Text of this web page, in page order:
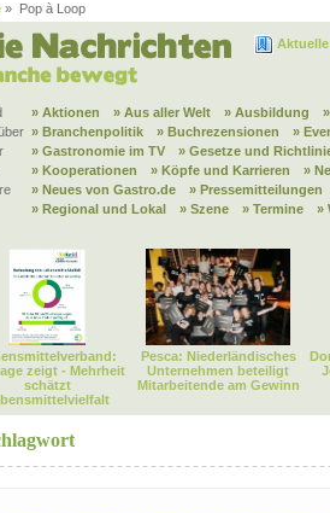
» Pop à Loop
» Aktionen » Aus aller Welt » Ausbildung
» Branchenpolitik
» Buchrezensionen
»
» Gastronomie im TV
» Gesetze und
» Kooperationen
» Köpfe und Karrieren
»
» Neues von Gastro.de
» Pressemitteilungen
» Regional und Lokal
» Szene » Termine »
zeigt - Mehrheit
schätzt
Pesca: Niederländisches
Unternehmen beteiligt
Mitarbeitende am Gewinn